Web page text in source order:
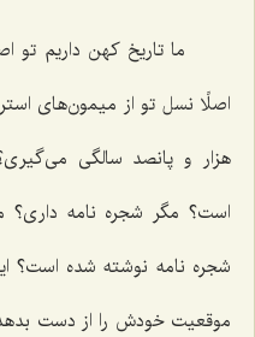
ما تاریخ کهن داریم
اصلًا نسل تو از میمون‌های
هزار و پانصد سالگی
است؟ مگر شجره نامه
شجره نامه نوشته شده است؟
موقعیت خودش را از دست